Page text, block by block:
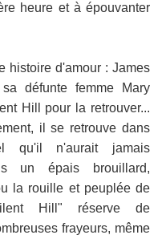
heure et à épouvanter
histoire d'amour : James
défunte femme Mary
Hill pour la retrouver...
il se retrouve dans
qu'il n'aurait jamais
un épais brouillard,
la rouille et peuplée de
Hill" réserve de
frayeurs, même